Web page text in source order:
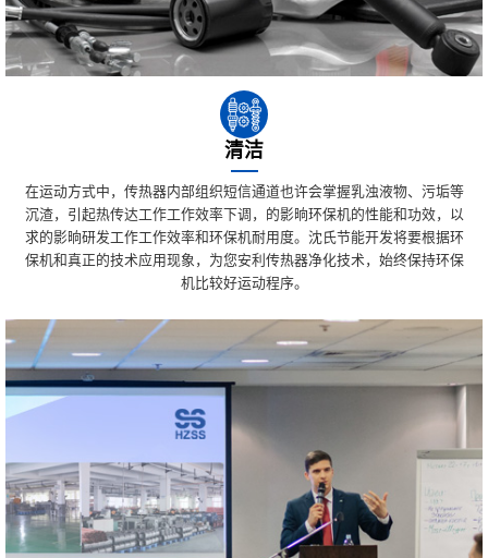
清洁
在运动方式中，传热器内部组织短信通道也许会掌握乳浊液物、污垢等
沉渣，引起热传达工作工作效率下调，的影晌环保机的性能和功效，以
求的影晌研发工作工作效率和环保机耐用度。沈氏节能开发将要根据环
保机和真正的技术应用现象，为您安利传热器净化技术，始终保持环保
机比较好运动程序。